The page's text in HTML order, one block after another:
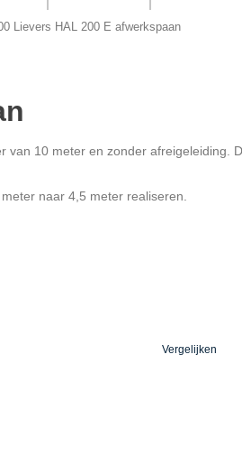
Lievers HAL 200 E afwerkspaan
van 10 meter en zonder
naar 4,5 meter realiseren.
Vergelijken